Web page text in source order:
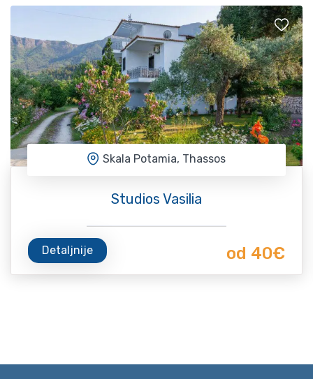
Skala Potamia, Thassos
Studios Vasilia
Detaljnije od 40€